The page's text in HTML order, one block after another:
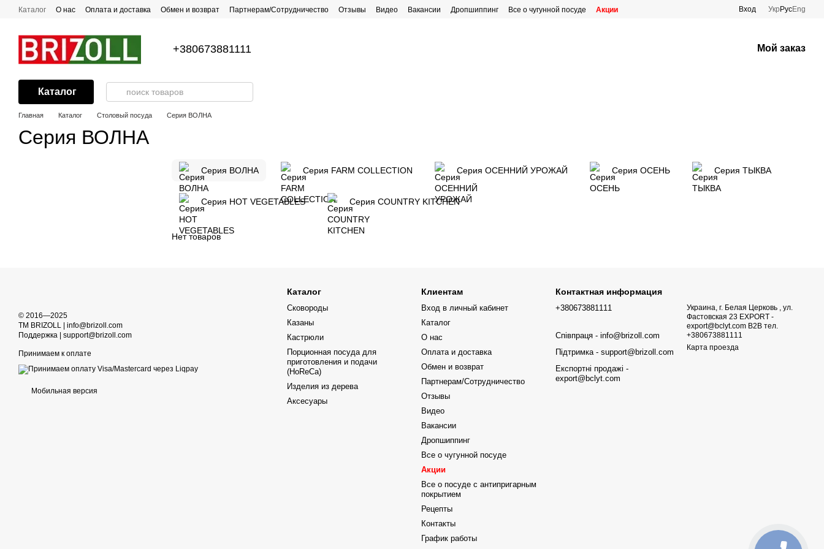
Перейти к основному контенту
Каталог О нас Оплата и доставка Обмен и возврат Партнерам/Сотрудничество Отзывы Видео Вакансии Дропшиппинг Все о чугунной посуде
Акции
Вход Укр РусEng
+380673881111 Мой заказ
Каталог
Главная Каталог Столовый посуда Серия ВОЛНА
Серия ВОЛНА
Серия ВОЛНА Серия FARM COLLECTION Серия ОСЕННИЙ УРОЖАЙ Серия ОСЕНЬ Серия ТЫКВА
Серия HOT VEGETABLES Серия COUNTRY KITCHEN
Нет товаров
© 2016—2025
TM BRIZOLL | info@brizoll.com
Поддержка | support@brizoll.com
Принимаем к оплате
Мобильная версия
Каталог
Сковороды
Казаны
Кастрюли
Порционная посуда для
приготовления и подачи
(HoReCa)
Изделия из дерева
Аксесуары
Клиентам
Вход в личный кабинет
Каталог
О нас
Оплата и доставка
Обмен и возврат
Партнерам/Сотрудничество
Отзывы
Видео
Вакансии
Дропшиппинг
Все о чугунной посуде
Акции
Все о посуде с антипригарным
покрытием
Рецепты
Контакты
График работы
Контактная информация
+380673881111
Співпраця - info@brizoll.com
Підтримка - support@brizoll.com
Експортні продажі -
export@bclyt.com
Украина, г. Белая Церковь , ул.
Фастовская 23 EXPORT -
export@bclyt.com B2B тел.
+380673881111
Карта проезда